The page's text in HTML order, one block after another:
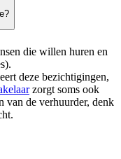
die willen huren en
deze bezichtigingen,
zorgt soms ook
van de verhuurder, denk